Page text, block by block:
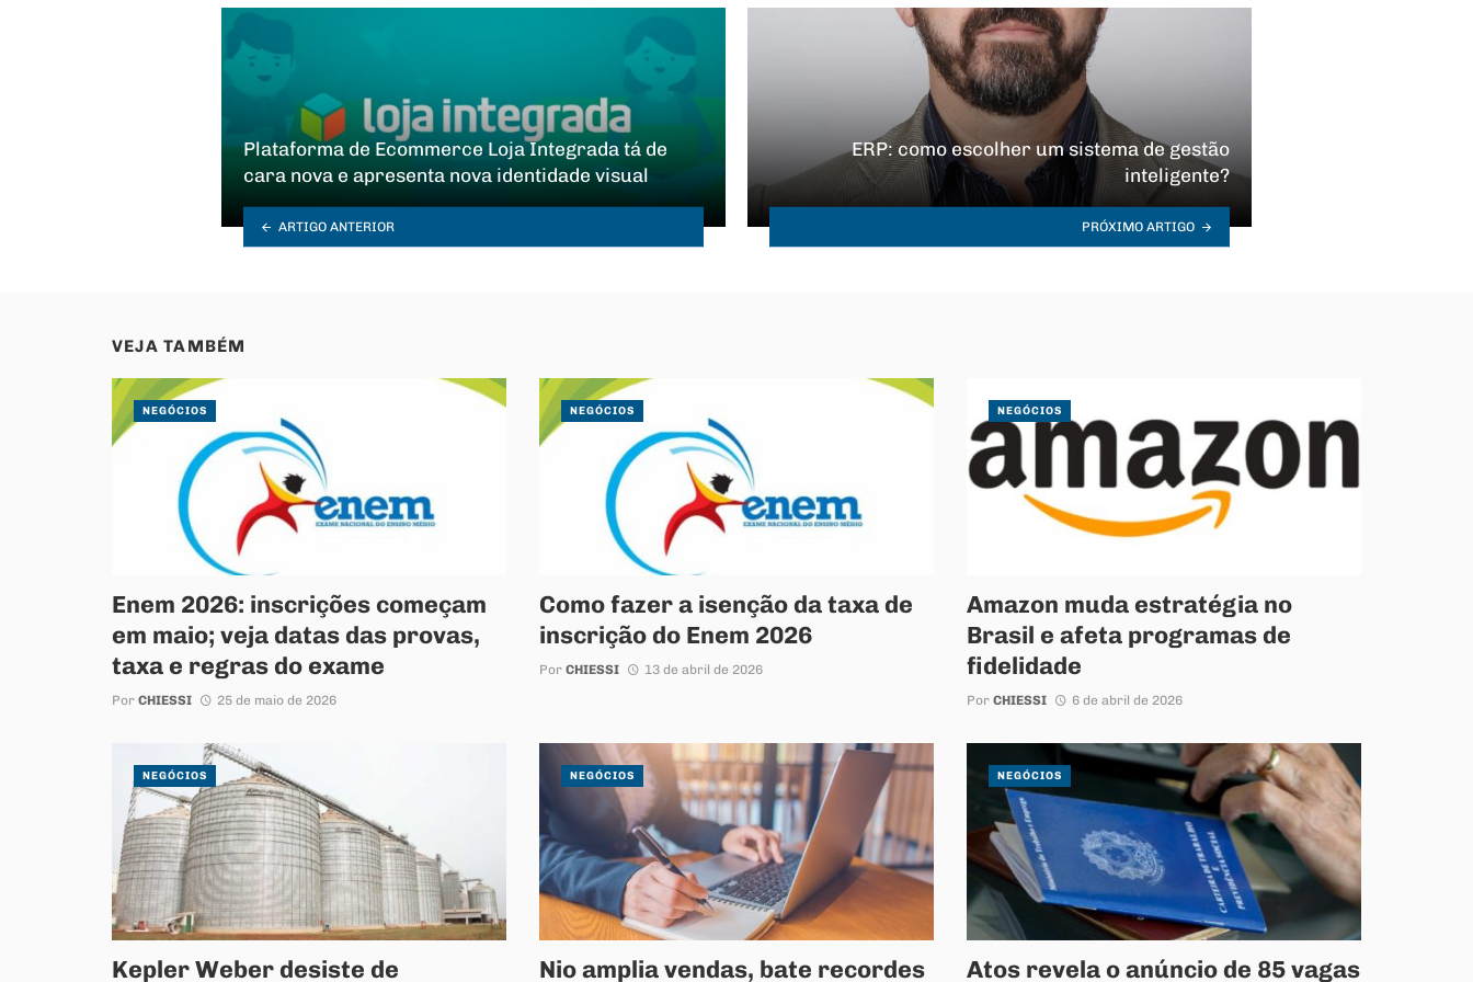
Plataforma de Ecommerce Loja Integrada tá de
cara nova e apresenta nova identidade visual
ARTIGO ANTERIOR
ERP: como escolher um sistema de gestão
inteligente?
PRÓXIMO ARTIGO
VEJA TAMBÉM
Enem 2026: inscrições começam
em maio; veja datas das provas,
taxa e regras do exame
Por CHIESSI 25 de maio de 2026
NEGÓCIOS
Como fazer a isenção da taxa de
inscrição do Enem 2026
Por CHIESSI 13 de abril de 2026
NEGÓCIOS
Amazon muda estratégia no
Brasil e afeta programas de
fidelidade
Por CHIESSI 6 de abril de 2026
NEGÓCIOS
Kepler Weber desiste de
NEGÓCIOS
Nio amplia vendas, bate recordes
NEGÓCIOS
Atos revela o anúncio de 85 vagas
NEGÓCIOS